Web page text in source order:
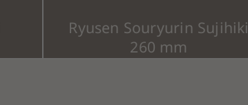
Ryusen Souryurin Sujihiki
260 mm